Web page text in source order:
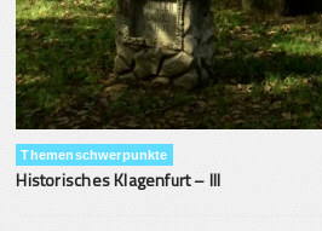
Themenschwerpunkte
Historisches Klagenfurt – III